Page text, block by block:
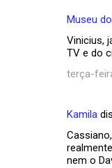
Museu
Vinicius,
TV e do
terça-
Kamila
nem o